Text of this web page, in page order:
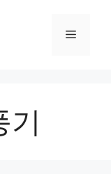
메
기